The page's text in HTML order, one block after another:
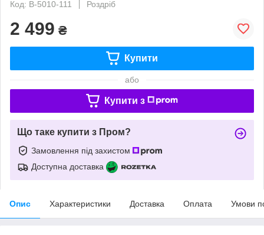
Код: B-5010-111
Роздріб
2 499 ₴
Купити
або
Купити з
Що таке купити з Пром?
Замовлення під захистом
Доступна доставка
Опис Характеристики Доставка Оплата Умови